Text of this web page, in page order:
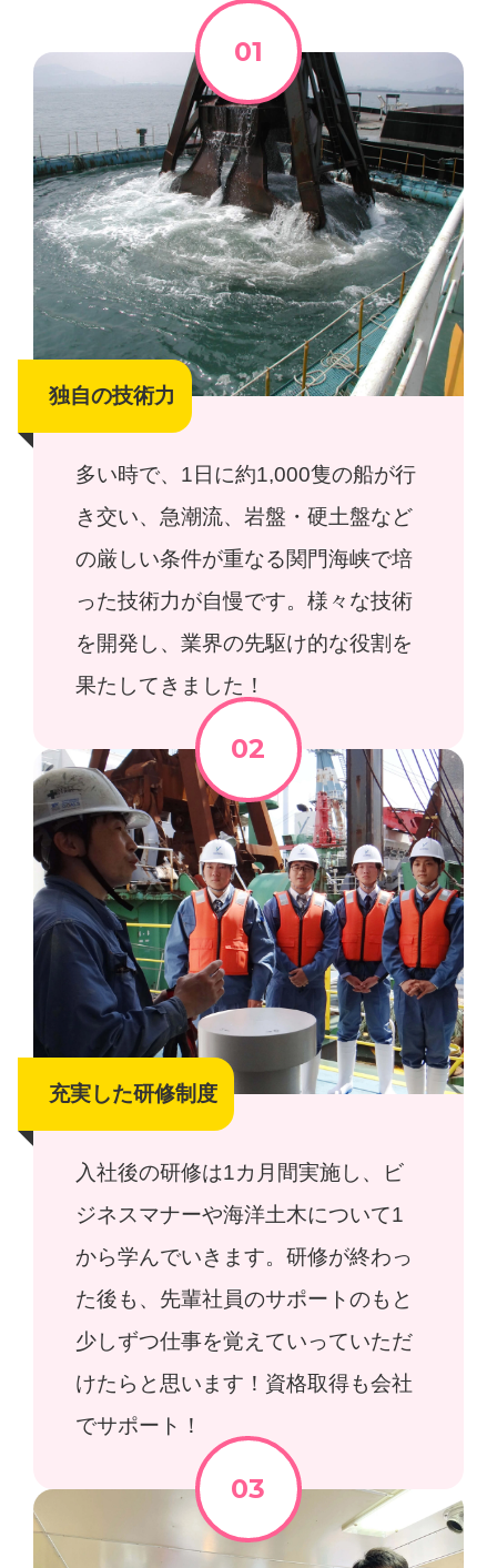
独自の技術力
多い時で、1日に約1,000隻の船が行
き交い、急潮流、岩盤・硬土盤など
の厳しい条件が重なる関門海峡で培
った技術力が自慢です。様々な技術
を開発し、業界の先駆け的な役割を
果たしてきました！
充実した研修制度
入社後の研修は1カ月間実施し、ビ
ジネスマナーや海洋土木について1
から学んでいきます。研修が終わっ
た後も、先輩社員のサポートのもと
少しずつ仕事を覚えていっていただ
けたらと思います！資格取得も会社
でサポート！